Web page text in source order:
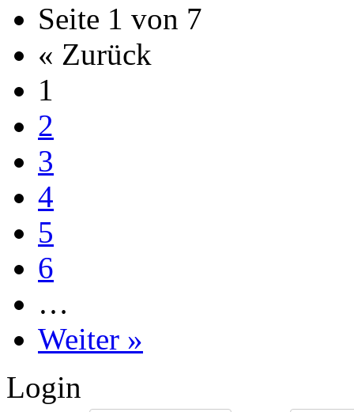
Seite 1 von 7
« Zurück
1
2
3
4
5
6
…
Weiter »
Login